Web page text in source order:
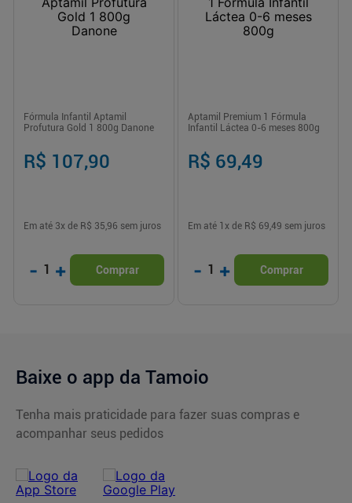
Fórmula Infantil Aptamil
Profutura Gold 1 800g Danone
R$ 107,90
Em até 3x de R$ 35,96 sem juros
- 1 + Comprar
Aptamil Premium 1 Fórmula
Infantil Láctea 0-6 meses 800g
R$ 69,49
Em até 1 x de R$ 69,49 sem juros
- 1 + Comprar
Baixe o app da Tamoio
Tenha mais praticidade para fazer suas compras e
acompanhar seus pedidos